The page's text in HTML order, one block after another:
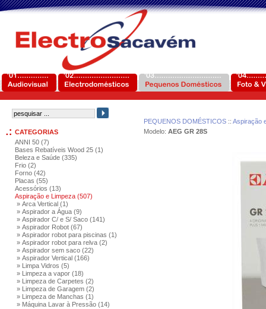
CATEGORIAS
ANNI 50 (7)
Bases Rebatíveis Wood 25 (1)
Beleza e Saúde (335)
Frio (2)
Forno (42)
Placas (55)
Acessórios (13)
Aspiração e Limpeza (507)
» Arca Vertical (1)
» Aspirador a Água (9)
» Aspirador C/ e S/ Saco (141)
» Aspirador Robot (67)
» Aspirador robot para piscinas (1)
» Aspirador robot para relva (2)
» Aspirador sem saco (22)
» Aspirador Vertical (166)
» Limpa Vidros (5)
» Limpeza a vapor (18)
» Limpeza de Carpetes (2)
» Limpeza de Garagem (2)
» Limpeza de Manchas (1)
» Máquina Lavar à Pressão (14)
PEQUENOS DOMÉSTICOS:: Aspiração
Modelo: AEG GR 28S